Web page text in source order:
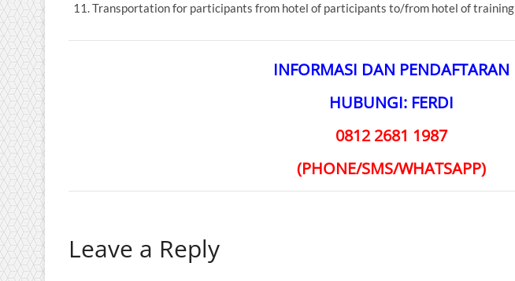
Transportation for participants from hotel of participants to/from hotel of training
INFORMASI DAN PENDAFTARAN
HUBUNGI: FERDI
0812 2681 1987
(PHONE/SMS/WHATSAPP)
Leave a Reply